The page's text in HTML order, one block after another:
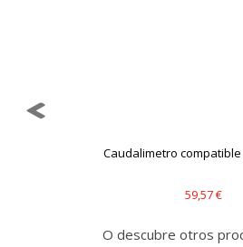
Caudalimetro compatible
59,57 €
O descubre otros